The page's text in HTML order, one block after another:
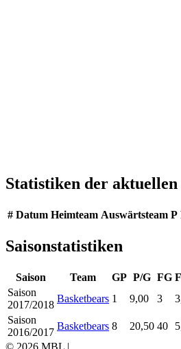
Statistiken der aktuellen
# Datum Heimteam Auswärtsteam P
Saisonstatistiken
Saison Team GP P/G FG
Saison
2017/2018
Basketbears 1 9,00 3
Saison
2016/2017
Basketbears 8 20,50 40
© 2026 MBL |